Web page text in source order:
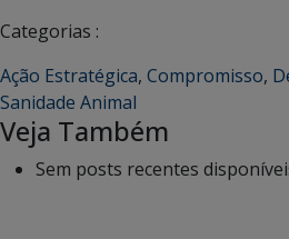
Categorias :
Ação Estratégica, Compromisso,
Sanidade Animal
Veja Também
Sem posts recentes